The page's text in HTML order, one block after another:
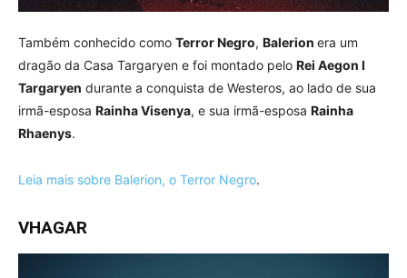
Também conhecido como Terror Negro, Balerion era um
dragão da Casa Targaryen e foi montado pelo Rei Aegon I
Targaryen durante a conquista de Westeros, ao lado de sua
irmã-esposa Rainha Visenya, e sua irmã-esposa Rainha
Rhaenys.
Leia mais sobre Balerion, o Terror Negro.
VHAGAR